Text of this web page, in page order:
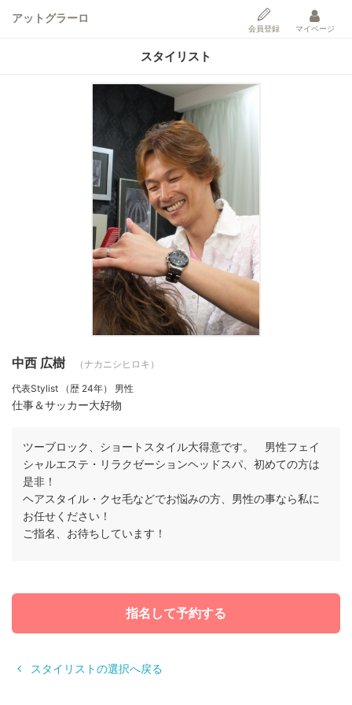
アットグラーロ
会員登録 マイページ
スタイリスト
中西 広樹 （ナカニシヒロキ）
代表Stylist （歴 24年） 男性
仕事＆サッカー大好物
ツーブロック、ショートスタイル大得意です。 男性フェイ
シャルエステ・リラクゼーションヘッドスパ、初めての方は
是非！
ヘアスタイル・クセ毛などでお悩みの方、男性の事なら私に
お任せください！
ご指名、お待ちしています！
指名して予約する
スタイリストの選択へ戻る